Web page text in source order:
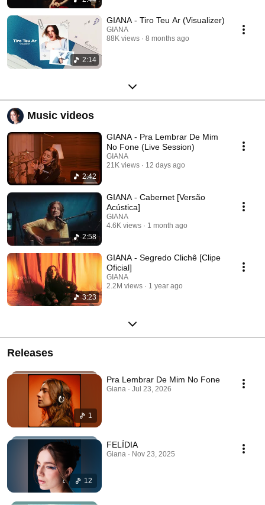
2:14
GIANA - Tiro Teu Ar (Visualizer)
GIANA
88K views
8 months ago
Music videos
2:42
GIANA - Pra Lembrar De Mim
No Fone (Live Session)
GIANA
21K views
12 days ago
2:58
GIANA - Cabernet [Versão
Acústica]
GIANA
4.6K views
1 month ago
3:23
GIANA - Segredo Clichê [Clipe
Oficial]
GIANA
2.2M views
1 year ago
Releases
1
Pra Lembrar De Mim No Fone
Giana · Jul 23, 2026
12
FELÍDIA
Giana · Nov 23, 2025